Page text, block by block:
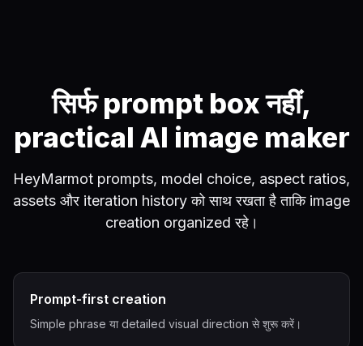
सिर्फ prompt box नहीं,
practical AI image maker
HeyMarmot prompts, model choice, aspect ratios,
assets और iteration history को साथ रखता है ताकि image
creation organized रहे।
Prompt-first creation
Simple phrase या detailed visual direction से शुरू करें।